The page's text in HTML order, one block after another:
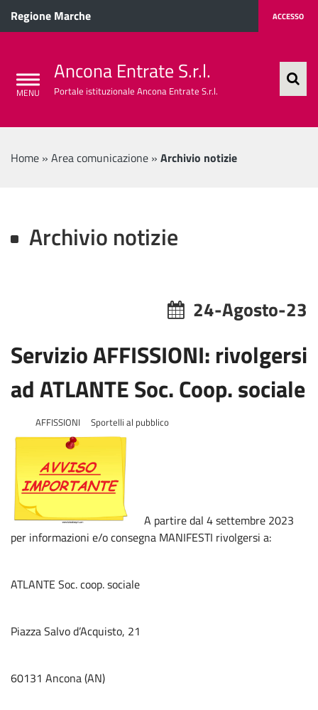
Regione Marche ACCESSO
Ancona Entrate S.r.l.
Portale istituzionale Ancona Entrate S.r.l.
Home » Area comunicazione » Archivio notizie
Archivio notizie
24-Agosto-23
Servizio AFFISSIONI: rivolgersi
ad ATLANTE Soc. Coop. sociale
AFFISSIONI Sportelli al pubblico
A partire dal 4 settembre 2023
per informazioni e/o consegna MANIFESTI rivolgersi a:
ATLANTE Soc. coop. sociale
Piazza Salvo d’Acquisto, 21
60131 Ancona (AN)